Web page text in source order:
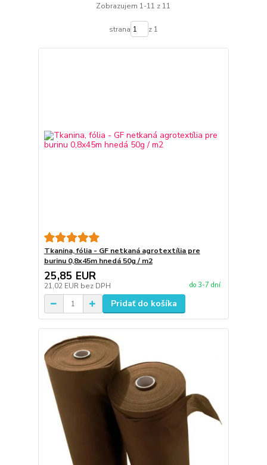
Zobrazujem 1-11 z 11
strana z 1
Tkanina, fólia - GF netkaná agrotextília pre
burinu 0,8x45m hnedá 50g / m2
25,85 EUR
21,02 EUR bez DPH do 3-7 dní
Pridať do košíka